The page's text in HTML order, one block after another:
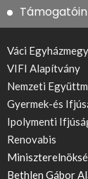
Váci
VIFI Alapítvány
Nemzeti
Gyermek-és
Ipolymenti
Renovabis
Bethlen Gábor